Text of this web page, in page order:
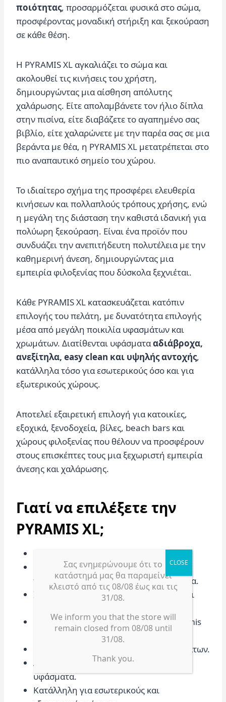
ποιότητας, προσαρμόζεται φυσικά στο σώμα,
προσφέροντας μοναδική στήριξη και ξεκούραση
σε κάθε θέση.
Η PYRAMIS XL αγκαλιάζει το σώμα και
ακολουθεί τις κινήσεις του χρήστη,
δημιουργώντας μια αίσθηση απόλυτης
χαλάρωσης. Είτε απολαμβάνετε τον ήλιο δίπλα
στην πισίνα, είτε διαβάζετε το αγαπημένο σας
βιβλίο, είτε χαλαρώνετε με την παρέα σας σε μια
βεράντα με θέα, η PYRAMIS XL μετατρέπεται στο
πιο αναπαυτικό σημείο του χώρου.
Το ιδιαίτερο σχήμα της προσφέρει ελευθερία
κινήσεων και πολλαπλούς τρόπους χρήσης, ενώ
η μεγάλη της διάσταση την καθιστά ιδανική για
πολύωρη ξεκούραση. Είναι ένα προϊόν που
συνδυάζει την ανεπιτήδευτη πολυτέλεια με την
καθημερινή άνεση, δημιουργώντας μια
εμπειρία φιλοξενίας που δύσκολα ξεχνιέται.
Κάθε PYRAMIS XL κατασκευάζεται κατόπιν
επιλογής του πελάτη, με δυνατότητα επιλογής
μέσα από μεγάλη ποικιλία υφασμάτων και
χρωμάτων. Διατίθενται υφάσματααδιάβροχα,
ανεξίτηλα, easy clean και υψηλής αντοχής,
κατάλληλα τόσο για εσωτερικούς όσο και για
εξωτερικούς χώρους.
Αποτελεί εξαιρετική επιλογή για κατοικίες,
εξοχικά, ξενοδοχεία, βίλες, beach bars και
χώρους φιλοξενίας που θέλουν να προσφέρουν
στους επισκέπτες τους μια ξεχωριστή εμπειρία
άνεσης και χαλάρωσης.
Γιατί να επιλέξετε την
PYRAMIS XL;
Μεγάλη διάσταση για μέγιστη άνεση.
Γέμιση από μπιλάκι πολυστερίνης Α’
ποιότητας που προσαρμόζεται στο σώμα.
Ιδανική για ηλιοθεραπεία, διάβασμα και
Διαθέσιμη σε 3 διαστάσεις: Baby, Pyramis
Μεγάλη ποικιλία υφασμάτων και χρωμάτων.
Αδιάβροχα, ανεξίτηλα και easy clean
υφάσματα.
Κατάλληλη για εσωτερικούς και
Σας ενημερώνουμε ότι το
κατάστημά μας θα παραμείνει
κλειστό από τις 08/08 έως και τις
31/08.
We inform you that the store will
remain closed from 08/08 until
31/08.
Thank you.